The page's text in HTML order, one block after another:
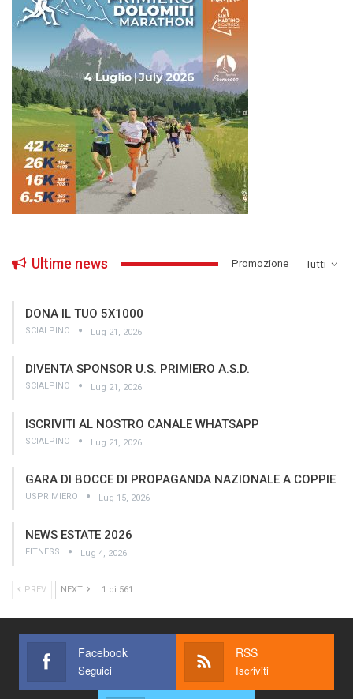
Tutti
Ultime news ­Promozione
DONA IL TUO 5X1000
SCIALPINO Lug 21, 2026
DIVENTA SPONSOR U.S. PRIMIERO A.S.D.
SCIALPINO Lug 21, 2026
ISCRIVITI AL NOSTRO CANALE WHATSAPP
SCIALPINO Lug 21, 2026
GARA DI BOCCE DI PROPAGANDA NAZIONALE A COPPIE
USPRIMIERO Lug 15, 2026
NEWS ESTATE 2026
FITNESS Lug 4, 2026
PREV NEXT 1 di 561
Facebook
Seguici
RSS
Iscriviti